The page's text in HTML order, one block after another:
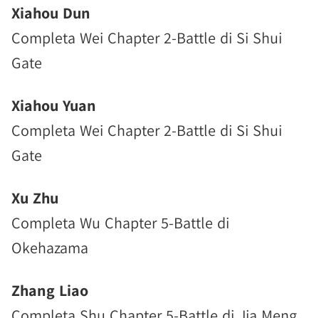
Xiahou Dun
Completa Wei Chapter 2-Battle di Si Shui
Gate
Xiahou Yuan
Completa Wei Chapter 2-Battle di Si Shui
Gate
Xu Zhu
Completa Wu Chapter 5-Battle di
Okehazama
Zhang Liao